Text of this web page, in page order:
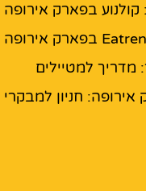
קולנוע בפארק אירופה
מדריך למטיילים
אירופה: חניון